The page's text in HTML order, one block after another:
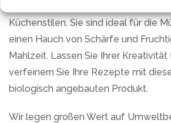
Küchenstilen. Sie sind ideal für die
einen Hauch von Schärfe und
Mahlzeit. Lassen Sie Ihrer
verfeinern Sie Ihre Rezepte mit
biologisch angebauten Produkt.
Wir legen großen Wert auf